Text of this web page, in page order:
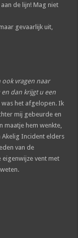
de lijn! Mag niet
gevaarlijk uit,
ook vragen naar
dan krijgt u een
het afgelopen. Ik
mij gebeurde en
maatje hem wenkte,
Akelig Incident elders
van de
vent met